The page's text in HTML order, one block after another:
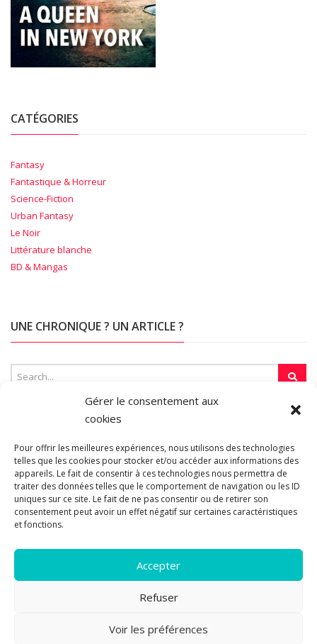
Gérer le consentement aux
cookies
Pour offrir les meilleures expériences, nous utilisons des technologies
telles que les cookies pour stocker et/ou accéder aux informations des
appareils. Le fait de consentir à ces technologies nous permettra de
traiter des données telles que le comportement de navigation ou les ID
uniques sur ce site. Le fait de ne pas consentir ou de retirer son
consentement peut avoir un effet négatif sur certaines caractéristiques
et fonctions.
Accepter
Refuser
Voir les préférences
CATÉGORIES
Fantasy
Fantastique & Horreur
Science-Fiction
Urban Fantasy
Le Noir
Littérature blanche
BD & Mangas
UNE CHRONIQUE ? UN ARTICLE ?
SUR LA TOILE…
Blogroll
de cookies.